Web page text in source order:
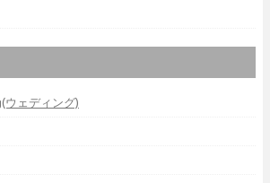
ウェディング)